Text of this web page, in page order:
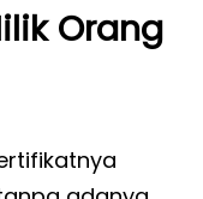
Orang